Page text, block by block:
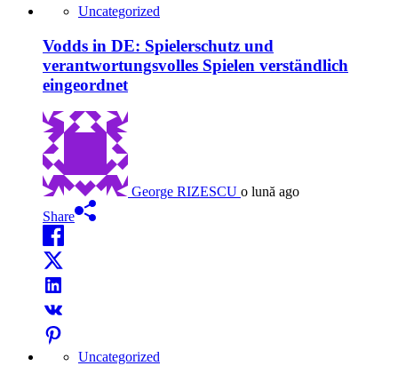
Uncategorized
Vodds in DE: Spielerschutz und
verantwortungsvolles Spielen verständlich
eingeordnet
George RIZESCU o lună ago
Share
Uncategorized